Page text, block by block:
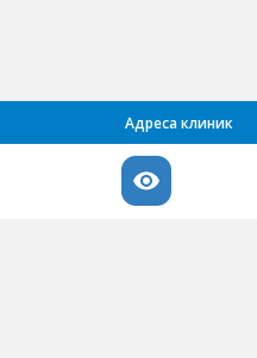
Адреса клиник